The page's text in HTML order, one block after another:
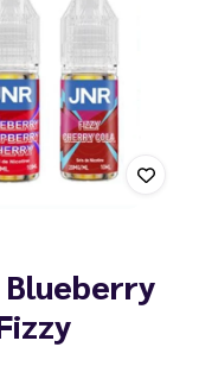
Blueberry